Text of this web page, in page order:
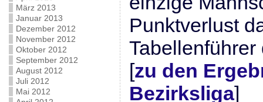
März 2013
Januar 2013
Dezember 2012
November 2012
Oktober 2012
September 2012
August 2012
Juli 2012
Mai 2012
Punktverlust
[zu den
Bezirksliga]